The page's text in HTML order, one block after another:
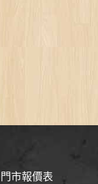
門市報價表